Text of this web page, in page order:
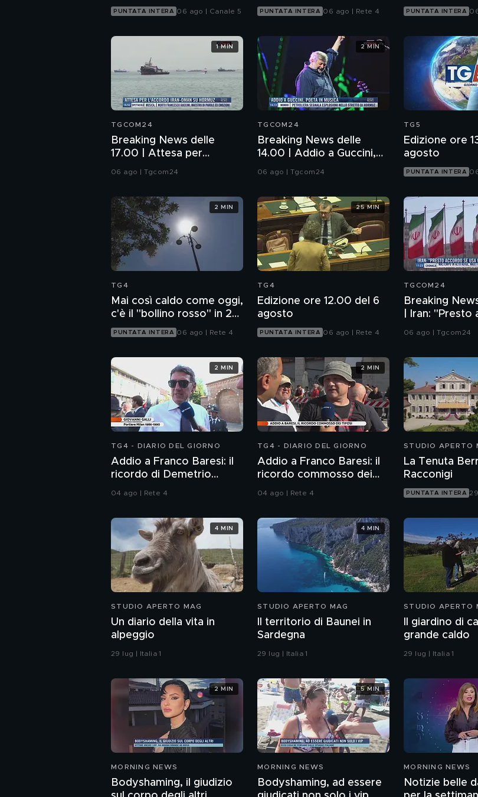
PUNTATA INTERA 06 ago | Canale 5 PUNTATA INTERA 06 ago | Rete 4 PUNTATA INTERA
TGCOM24
Breaking News delle
17.00 | Attesa per
l'accordo Iran-Oman su
06 ago | Tgcom24
1 MIN
TGCOM24
Breaking News delle
14.00 | Addio a Guccini,
poeta in musica
06 ago | Tgcom24
2 MIN
TG5
Edizione ore
agosto
PUNTATA INTERA
TG4
Mai così caldo come oggi,
c'è il "bollino rosso" in 27
città
PUNTATA INTERA 06 ago | Rete 4
2 MIN
TG4
Edizione ore 12.00 del 6
agosto
PUNTATA INTERA 06 ago | Rete 4
25 MIN
TGCOM24
Breaking
| Iran:
Usa non ci
06 ago | Tgcom24
TG4 - DIARIO DEL GIORNO
Addio a Franco Baresi: il
ricordo di Demetrio
Albertini, Clarence
04 ago | Rete 4
2 MIN
TG4 - DIARIO DEL GIORNO
Addio a Franco Baresi: il
ricordo commosso dei
04 ago | Rete 4
2 MIN
STUDIO APERTO
La Tenuta
Racconigi
PUNTATA INTERA
STUDIO APERTO MAG
Un diario della vita in
alpeggio
29 lug | Italia 1
4 MIN
STUDIO APERTO MAG
Il territorio di Baunei in
Sardegna
29 lug | Italia 1
4 MIN
STUDIO APERTO
Il giardino di
grande caldo
29 lug | Italia 1
MORNING NEWS
Bodyshaming, il giudizio
2 MIN
MORNING NEWS
Bodyshaming, ad essere
5 MIN
MORNING NEWS
Notizie belle